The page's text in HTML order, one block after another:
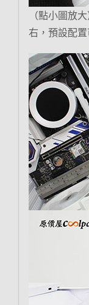
（點小圖放
右，預設配置